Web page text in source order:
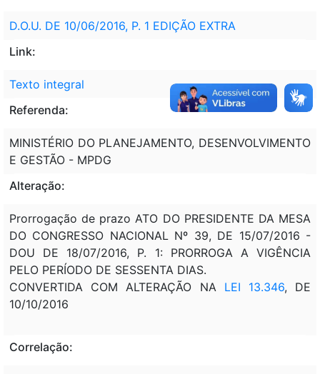
D.O.U. DE 10/06/2016, P. 1 EDIÇÃO EXTRA
Link:
Texto integral
Referenda:
MINISTÉRIO DO PLANEJAMENTO, DESENVOLVIMENTO
E GESTÃO - MPDG
Alteração:
Prorrogação de prazo ATO DO PRESIDENTE DA MESA
DO CONGRESSO NACIONAL Nº 39, DE 15/07/2016 -
DOU DE 18/07/2016, P. 1: PRORROGA A VIGÊNCIA
PELO PERÍODO DE SESSENTA DIAS.
CONVERTIDA COM ALTERAÇÃO NA LEI 13.346, DE
10/10/2016
Correlação: